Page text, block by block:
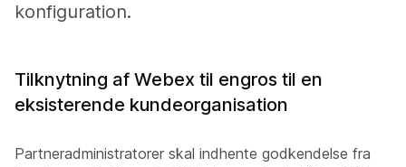
konfiguration.
Tilknytning af Webex til engros til en
eksisterende kundeorganisation
Partneradministratorer skal indhente godkendelse fra